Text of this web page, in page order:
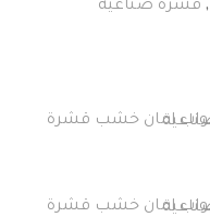
, قشرة صناعية